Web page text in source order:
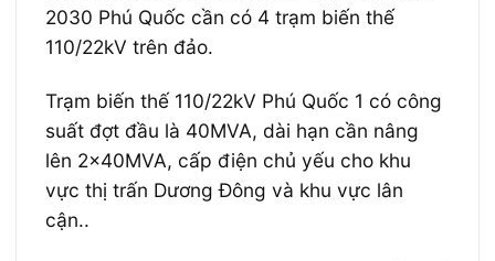
2030 Phú Quốc cần có 4 trạm biến thế
110/22kV trên đảo.
Trạm biến thế 110/22kV Phú Quốc 1 có công
suất đợt đầu là 40MVA, dài hạn cần nâng
lên 2x40MVA, cấp điện chủ yếu cho khu
vực thị trấn Dương Đông và khu vực lân
cận..